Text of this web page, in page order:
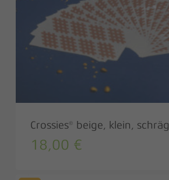
Crossies® beige, klein, schräg
18,00 €